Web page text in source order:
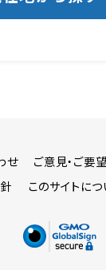
せ ご意見・ご要望
このサイトにつ